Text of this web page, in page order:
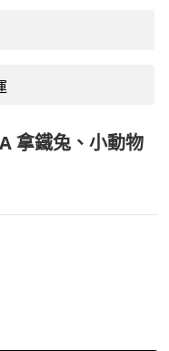
拿鐵兔、小動物